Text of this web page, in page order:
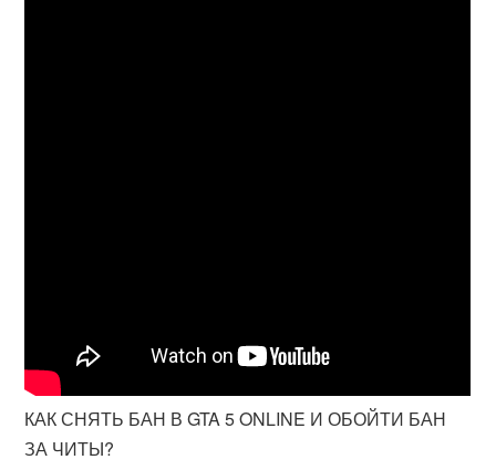
КАК СНЯТЬ БАН В GTA 5 ONLINE И ОБОЙТИ БАН
ЗА ЧИТЫ?